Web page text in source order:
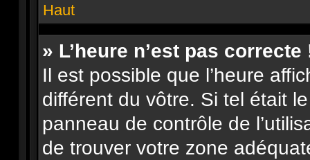
Haut
» L’heure n’est pas correcte
Il est possible que l’heure
différent du vôtre. Si tel était
panneau de contrôle de
de trouver votre zone